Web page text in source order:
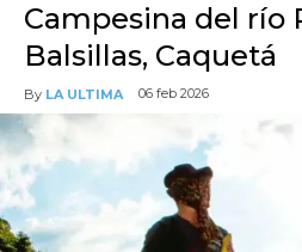
Campesina del río
Balsillas, Caquetá
By LA ULTIMA 06 feb 2026